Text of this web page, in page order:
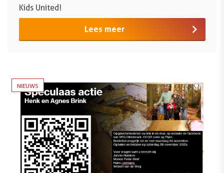
Kids United!
Lees meer
NIEUWS